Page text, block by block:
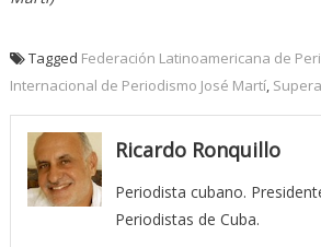
Tagged Federación Latinoamericana de
Internacional de Periodismo José Martí,
Ricardo Ronquillo
Periodista cubano.
Periodistas de Cuba.